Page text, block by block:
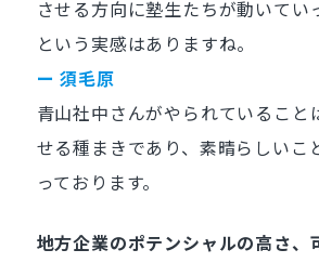
させる方向に塾生たちが動いてい
という実感はありますね。
ー 須毛原
青山社中さんがやられていること
せる種まきであり、素晴らしいこ
っております。
地方企業のポテンシャルの高さ、